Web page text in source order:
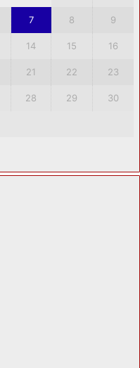
7 8 9
14 15 16
21 22 23
28 29 30